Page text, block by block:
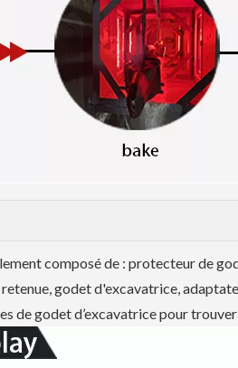
composé de : protecteur de
godet d'excavatrice,
de godet d’excavatrice pour